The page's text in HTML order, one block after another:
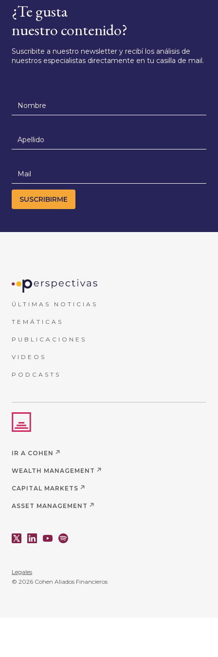
¿Te gusta
nuestro contenido?
Suscribite a nuestro newsletter y recibí los análisis de
nuestros especialistas directamente en tu casilla de mail.
ÚLTIMAS NOTICIAS
TEMÁTICAS
PUBLICACIONES
VIDEOS
PODCASTS
IR A COHEN
WEALTH MANAGEMENT
CAPITAL MARKETS
ASSET MANAGEMENT
Legales
© 2026 Cohen Aliados Financieros